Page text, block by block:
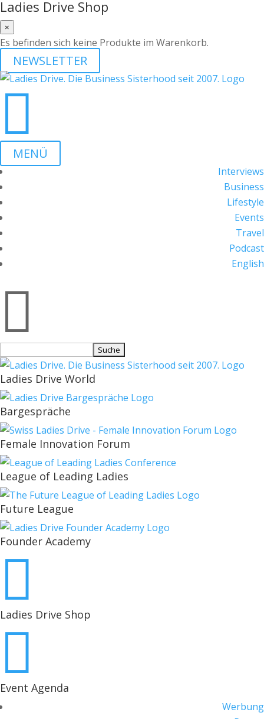
Ladies Drive Shop
×
Es befinden sich keine Produkte im Warenkorb.
NEWSLETTER

MENÜ
Interviews
Business
Lifestyle
Events
Travel
Podcast
English

nach:
Ladies Drive World
Bargespräche
Female Innovation Forum
League of Leading Ladies
Future League
Founder Academy

Ladies Drive Shop

Event Agenda
Werbung